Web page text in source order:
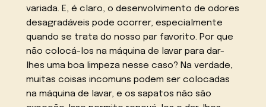
variada. E, é claro, o desenvolvimento de odores
desagradáveis pode ocorrer, especialmente
quando se trata do nosso par favorito. Por que
não colocá-los na máquina de lavar para dar-
lhes uma boa limpeza nesse caso? Na verdade,
muitas coisas incomuns podem ser colocadas
na máquina de lavar, e os sapatos não são